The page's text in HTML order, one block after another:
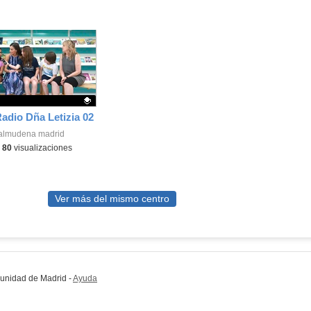
Dña Letizia 02
madrid
80visualizaciones
Ver más del mismo centro
de Madrid -Ayuda